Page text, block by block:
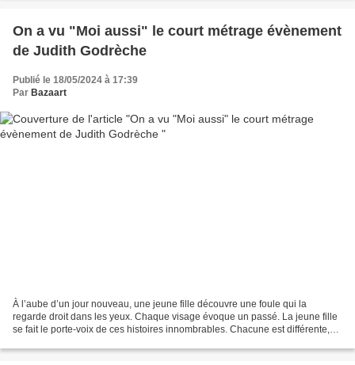
On a vu "Moi aussi" le court métrage évènement
de Judith Godrèche
Publié le 18/05/2024 à 17:39
Par Bazaart
À l’aube d’un jour nouveau, une jeune fille découvre une foule qui la
regarde droit dans les yeux. Chaque visage évoque un passé. La jeune fille
se fait le porte-voix de ces histoires innombrables. Chacune est différente,